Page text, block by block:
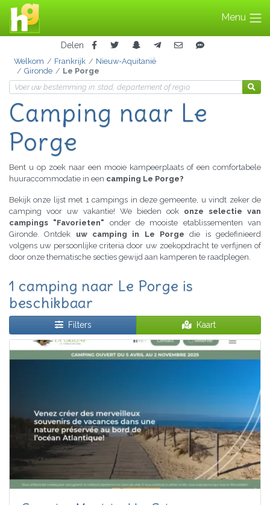
Menu
Delen
Welkom Frankrijk
Nieuw-Aquitanië
Gironde
Le Porge
Camping naar Le
Porge
Bent u op zoek naar een mooie kampeerplaats of een comfortabele
huuraccommodatie in een camping Le Porge?
Bekijk onze lijst met 1 campings in deze gemeente, u vindt zeker de
camping voor uw vakantie! We bieden ook onze selectie van
campings "Favorieten" onder de mooiste etablissementen van
Gironde. Ontdek uw camping in Le Porge die is gedefinieerd
volgens uw persoonlijke criteria door uw zoekopdracht te verfijnen of
door onze thematische secties gewijd aan kamperen te raadplegen.
1 camping naar Le Porge is
beschikbaar
Filters Kaart